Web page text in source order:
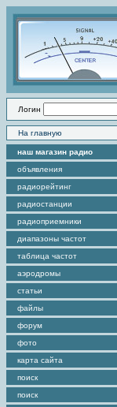
Логин
На главную
наш магазин радио
объявления
радиорейтинг
радиостанции
радиоприемники
диапазоны частот
таблица частот
аэродромы
статьи
файлы
форум
фото
карта сайта
поиск
поиск